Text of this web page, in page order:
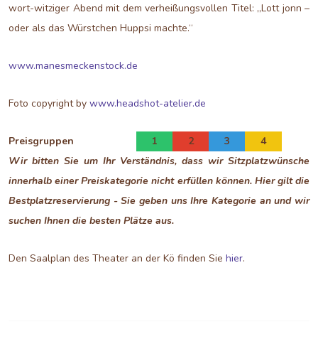
wort-witziger Abend mit dem verheißungsvollen Titel: „Lott jonn –
oder als das Würstchen Huppsi machte.“
www.manesmeckenstock.de
Foto copyright by www.headshot-atelier.de
Preisgruppen 1 2 3
4
Wir bitten Sie um Ihr Verständnis, dass wir Sitzplatzwünsche
innerhalb einer Preiskategorie nicht erfüllen können. Hier gilt die
Bestplatzreservierung - Sie geben uns Ihre Kategorie an und wir
suchen Ihnen die besten Plätze aus.
Den Saalplan des Theater an der Kö finden Sie hier.